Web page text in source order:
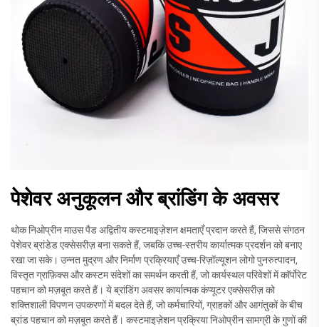
पेशेवर अनुकूलन और ब्रांडिंग के अवसर
थोक निओप्रीन माउस पैड अद्वितीय कस्टमाइज़ेशन क्षमताएँ प्रदान करते हैं, जिससे संगठन
पेशेवर ब्रांडेड एक्सेसरीज़ बना सकते हैं, जबकि उच्च-स्तरीय कार्यात्मक प्रदर्शन को बनाए
रखा जा सके। उन्नत मुद्रण और निर्माण प्रक्रियाएँ उच्च-रिज़ॉल्यूशन लोगो पुनरुत्पादन,
विस्तृत ग्राफ़िक्स और कस्टम संदेशों का समर्थन करती हैं, जो कार्यस्थल परिवेशों में कॉर्पोरेट
पहचान को मज़बूत करते हैं। ये ब्रांडिंग अवसर कार्यात्मक कंप्यूटर एक्सेसरीज़ को
शक्तिशाली विपणन उपकरणों में बदल देते हैं, जो कर्मचारियों, ग्राहकों और आगंतुकों के बीच
ब्रांड पहचान को मज़बूत करते हैं। कस्टमाइज़ेशन प्रक्रिया निओप्रीन सामग्री के गुणों की